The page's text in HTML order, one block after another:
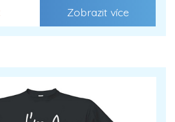
Zobrazit více